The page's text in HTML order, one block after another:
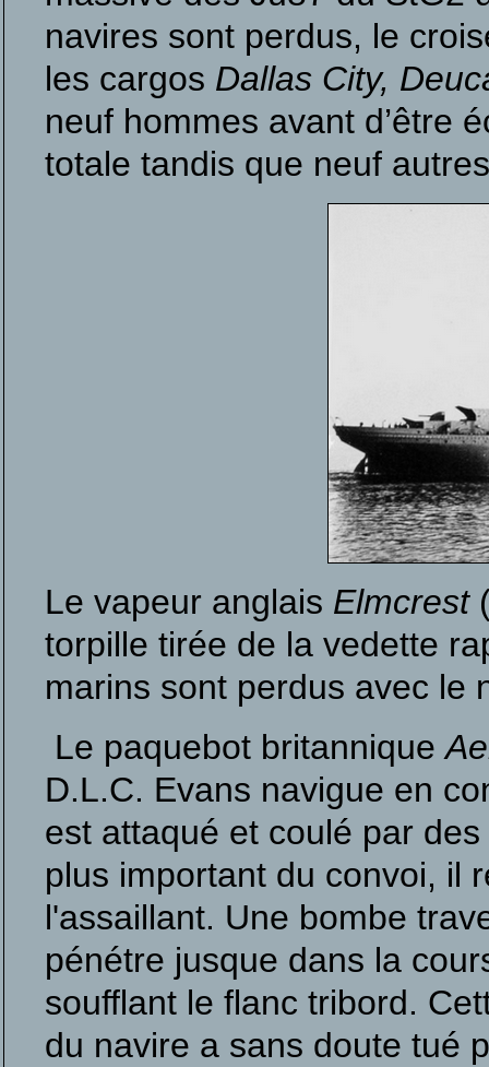
navires sont perdus, le
les cargos Dallas City,
neuf hommes avant d’être
totale tandis que neuf
Le vapeur anglais Elmcrest
torpille tirée de la vedette
marins sont perdus avec le
Le paquebot britannique
D.L.C. Evans navigue en
est attaqué et coulé par
plus important du convoi, il
l'assaillant. Une bombe
pénétre jusque dans la
soufflant le flanc tribord.
du navire a sans doute tué